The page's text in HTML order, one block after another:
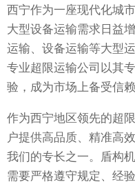
西宁作为一座现代化城
大型设备运输需求日益
运输、设备运输等大型
专业超限运输公司以其
验，成为市场上备受信
作为西宁地区领先的超
户提供高品质、精准高
我们的专长之一。盾构
需要严格遵守规定、经